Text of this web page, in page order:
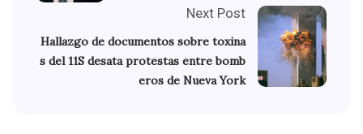
Next Post
Hallazgo de documentos sobre toxina
s del 11S desata protestas entre bomb
eros de Nueva York